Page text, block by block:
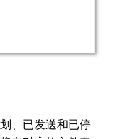
、已发送和已停